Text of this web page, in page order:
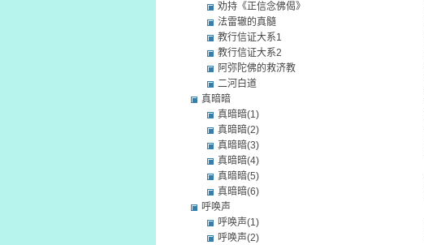
劝持《正信念佛偈》
法雷辙的真髓
教行信证大系1
教行信证大系2
阿弥陀佛的救济教
二河白道
真暗暗
真暗暗(1)
真暗暗(2)
真暗暗(3)
真暗暗(4)
真暗暗(5)
真暗暗(6)
呼唤声
呼唤声(1)
呼唤声(2)